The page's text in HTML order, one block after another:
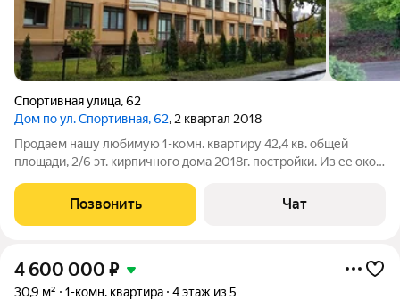
Спортивная улица,62
Дом по ул. Спортивная, 62, 2 квартал 2018
Продаем нашу любимую 1-комн. квартиру 42,4 кв. общей
площади, 2/6 эт. кирпичного дома 2018г. постройки. Из ее окон
который прекрасен в любое время года, и дает неоспоримое
преимущество для проживания
Позвонить Чат
4 600 000 ₽
30,9 м² 1-комн. квартира 4 этаж из 5